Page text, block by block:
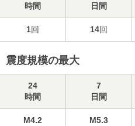
時間
日間
1回 14回
震度規模の最大
24
時間
7
日間
M4.2
M5.3